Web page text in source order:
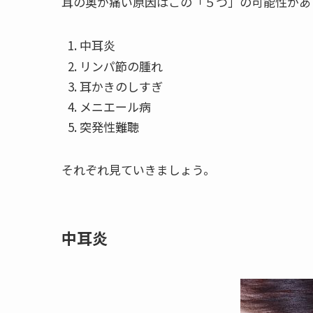
中耳炎
リンパ節の腫れ
耳かきのしすぎ
メニエール病
突発性難聴
それぞれ見ていきましょう。
中耳炎